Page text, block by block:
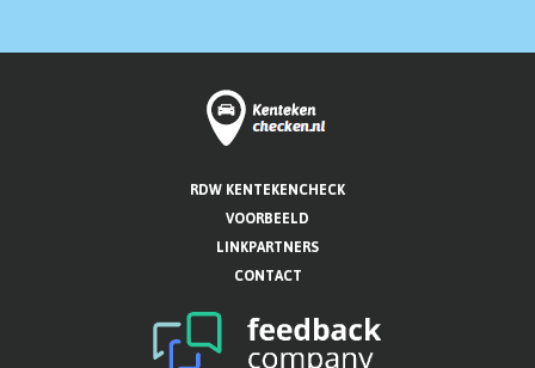
RDW KENTEKENCHECK
VOORBEELD
LINKPARTNERS
CONTACT